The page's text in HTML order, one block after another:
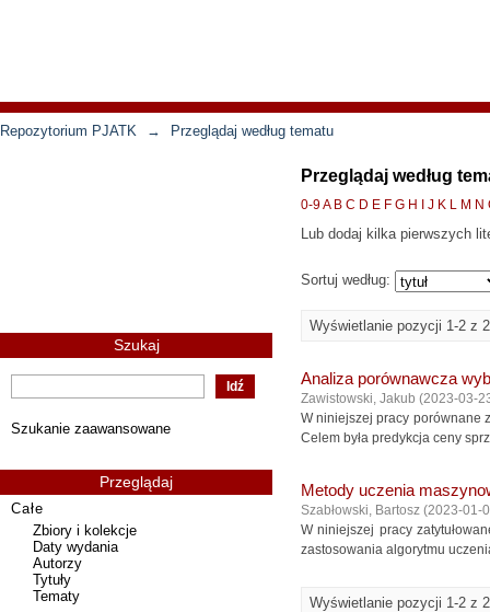
Repozytorium PJATK → Przeglądaj według tematu
Przeglądaj według
0-9A B C D E F G H J K L M N
Lub dodaj kilka pierwszych
Sortuj według:
Wyświetlanie pozycji 1-2 z 2
Analiza porównawcza
Zawistowski, Jakub (2023-03-
W niniejszej pracy porównane
Celem była predykcja ceny
Metody uczenia
Szabłowski, Bartosz (2023-01-
W niniejszej pracy
zastosowania algorytmu
Wyświetlanie pozycji 1-2 z 2
Szukaj
Szukanie zaawansowane
Przeglądaj
Całe
Zbiory i kolekcje
Daty wydania
Autorzy
Tytuły
Tematy